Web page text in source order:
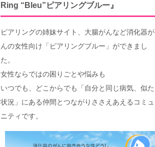
Ring “Bleu”ピアリングブルー』
ピアリングの姉妹サイト、大腸がんなど消化器が
んの女性向け「ピアリングブルー」ができまし
た。
女性ならではの困りごとや悩みも
いつでも、どこからでも「自分と同じ病気、似た
状況」にある仲間とつながりささえあえるコミュ
ニティです。